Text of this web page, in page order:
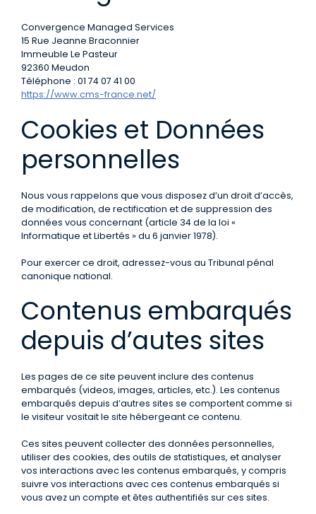
Convergence Managed Services
15 Rue Jeanne Braconnier
Immeuble Le Pasteur
92360 Meudon
Téléphone : 01 74 07 41 00
https://www.cms-france.net/
Cookies et Données
personnelles
Nous vous rappelons que vous disposez d’un droit d’accès,
de modification, de rectification et de suppression des
données vous concernant (article 34 de la loi «
Informatique et Libertés » du 6 janvier 1978).
Pour exercer ce droit, adressez-vous au Tribunal pénal
canonique national.
Contenus embarqués
depuis d’autes sites
Les pages de ce site peuvent inclure des contenus
embarqués (videos, images, articles, etc.). Les contenus
embarqués depuis d’autres sites se comportent comme si
le visiteur vositait le site hébergeant ce contenu.
Ces sites peuvent collecter des données personnelles,
utiliser des cookies, des outils de statistiques, et analyser
vos interactions avec les contenus embarqués, y compris
suivre vos interactions avec ces contenus embarqués si
vous avez un compte et êtes authentifiés sur ces sites.